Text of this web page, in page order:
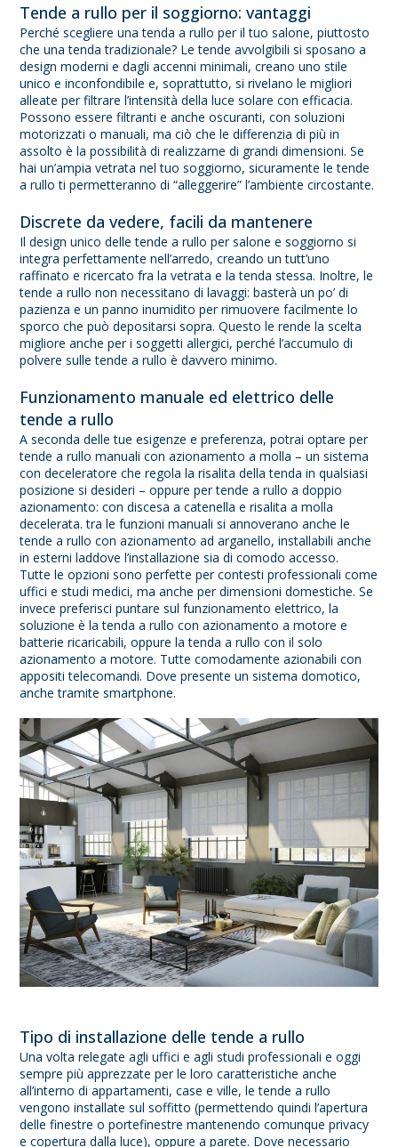
Tende a rullo per il soggiorno: vantaggi
Perché scegliere una tenda a rullo per il tuo salone, piuttosto
che una tenda tradizionale? Le tende avvolgibili si sposano a
design moderni e dagli accenni minimali, creano uno stile
unico e inconfondibile e, soprattutto, si rivelano le migliori
alleate per filtrare l’intensità della luce solare con efficacia.
Possono essere filtranti e anche oscuranti, con soluzioni
motorizzati o manuali, ma ciò che le differenzia di più in
assolto è la possibilità di realizzarne di grandi dimensioni. Se
hai un’ampia vetrata nel tuo soggiorno, sicuramente le tende
a rullo ti permetteranno di “alleggerire” l’ambiente circostante.
Discrete da vedere, facili da mantenere
Il design unico delle tende a rullo per salone e soggiorno si
integra perfettamente nell’arredo, creando un tutt’uno
raffinato e ricercato fra la vetrata e la tenda stessa. Inoltre, le
tende a rullo non necessitano di lavaggi: basterà un po’ di
pazienza e un panno inumidito per rimuovere facilmente lo
sporco che può depositarsi sopra. Questo le rende la scelta
migliore anche per i soggetti allergici, perché l’accumulo di
polvere sulle tende a rullo è davvero minimo.
Funzionamento manuale ed elettrico delle
tende a rullo
A seconda delle tue esigenze e preferenza, potrai optare per
tende a rullo manuali con azionamento a molla – un sistema
con deceleratore che regola la risalita della tenda in qualsiasi
posizione si desideri – oppure per tende a rullo a doppio
azionamento: con discesa a catenella e risalita a molla
decelerata. tra le funzioni manuali si annoverano anche le
tende a rullo con azionamento ad arganello, installabili anche
in esterni laddove l’installazione sia di comodo accesso.
Tutte le opzioni sono perfette per contesti professionali come
uffici e studi medici, ma anche per dimensioni domestiche. Se
invece preferisci puntare sul funzionamento elettrico, la
soluzione è la tenda a rullo con azionamento a motore e
batterie ricaricabili, oppure la tenda a rullo con il solo
azionamento a motore. Tutte comodamente azionabili con
appositi telecomandi. Dove presente un sistema domotico,
anche tramite smartphone.
Tipo di installazione delle tende a rullo
Una volta relegate agli uffici e agli studi professionali e oggi
sempre più apprezzate per le loro caratteristiche anche
all’interno di appartamenti, case e ville, le tende a rullo
vengono installate sul soffitto (permettendo quindi l’apertura
delle finestre o portefinestre mantenendo comunque privacy
e copertura dalla luce), oppure a parete. Dove necessario